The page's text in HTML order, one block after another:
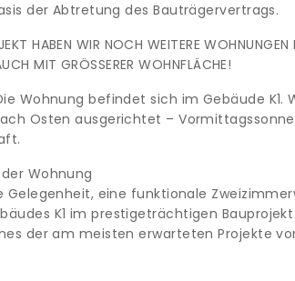
der Abtretung des Bauträgervertrags.
HABEN WIR NOCH WEITERE
MIT GRÖSSERER WOHNFLÄCHE!
Wohnung befindet sich im Gebäude K1.
Osten ausgerichtet –
Wohnung
Gelegenheit, eine funktionale
K1 im prestigeträchtigen Bauprojekt
der am meisten erwarteten Projekte